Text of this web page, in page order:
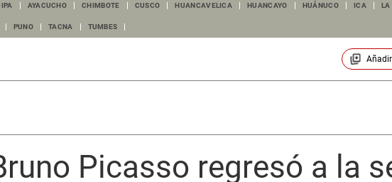
AYACUCHO CHIMBOTE CUSCO HUANCAVELICA HUANCAYO HUÁNUCO ICA LA
PUNO TACNA TUMBES
Añadir
Picasso regresó a la